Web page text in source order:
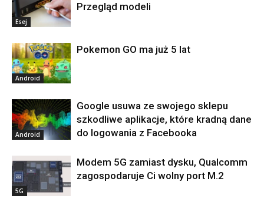
Esej
Przegląd modeli
Android
Pokemon GO ma już 5 lat
Android
Google usuwa ze swojego sklepu
szkodliwe aplikacje, które kradną dane
do logowania z Facebooka
5G
Modem 5G zamiast dysku, Qualcomm
zagospodaruje Ci wolny port M.2